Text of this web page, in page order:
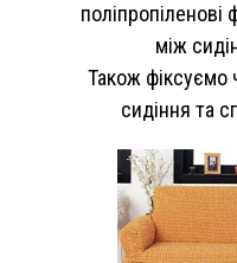
поліпропіленові
між
Також фіксуємо
сидіння та